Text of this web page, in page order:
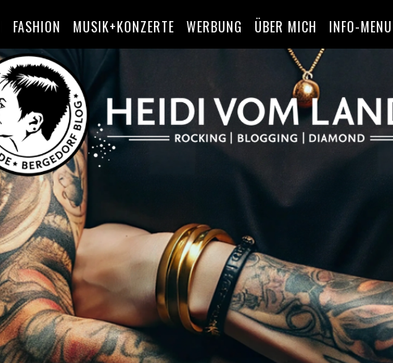
FASHION MUSIK+KONZERTE WERBUNG ÜBER MICH INFO-